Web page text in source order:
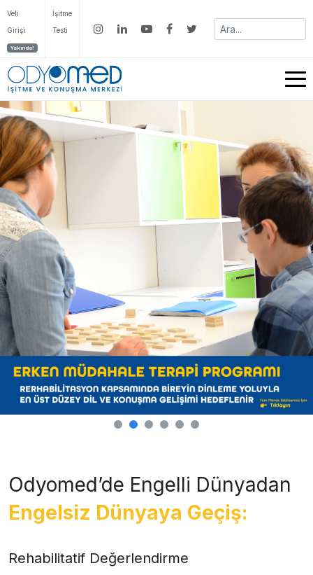
Veli
Girişi
Yakında!
İşitme
Testi
Odyomed’de Engelli Dünyadan
Engelsiz Dünyaya Geçiş:
Rehabilitatif Değerlendirme